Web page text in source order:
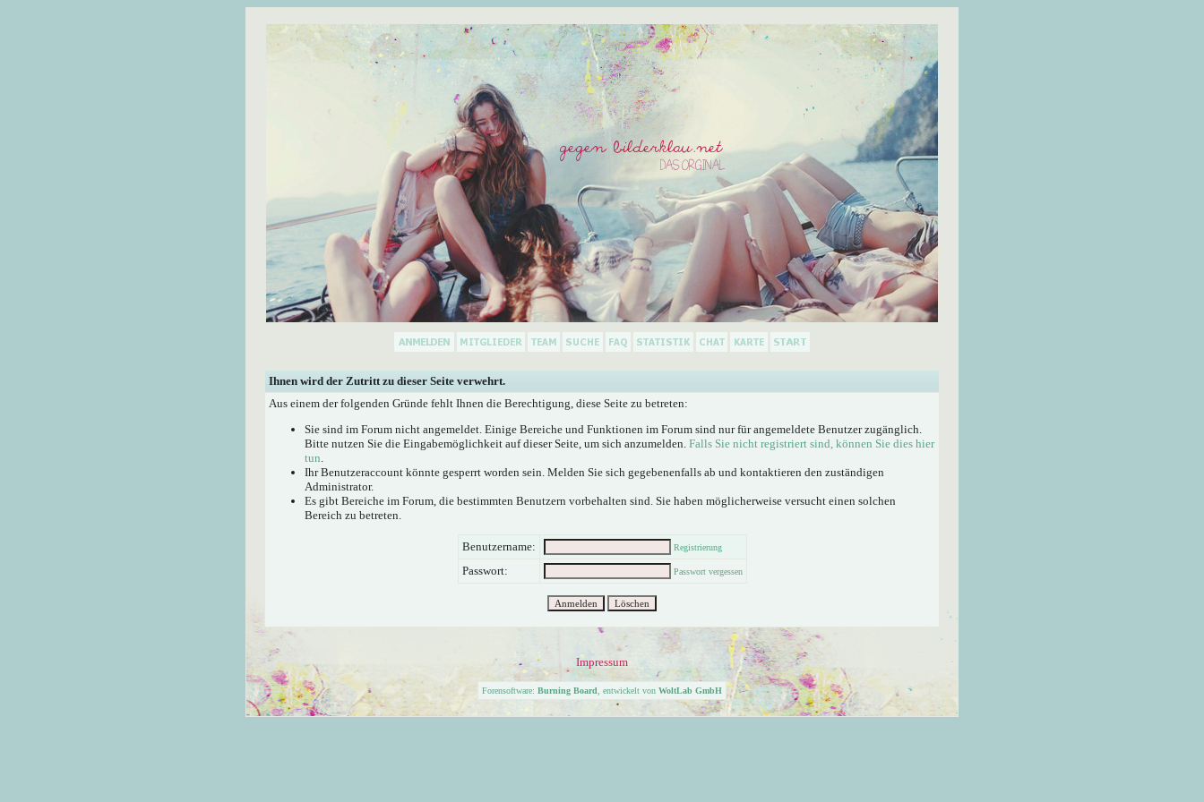
Ihnen wird der Zutritt zu dieser Seite verwehrt.
Aus einem der folgenden Gründe fehlt Ihnen die Berechtigung, diese Seite zu betreten:
Sie sind im Forum nicht angemeldet. Einige Bereiche und Funktionen im Forum sind nur für angemeldete Benutzer zugänglich.
Bitte nutzen Sie die Eingabemöglichkeit auf dieser Seite, um sich anzumelden. Falls Sie nicht registriert sind, können Sie dies hier
tun.
Ihr Benutzeraccount könnte gesperrt worden sein. Melden Sie sich gegebenenfalls ab und kontaktieren den zuständigen
Administrator.
Es gibt Bereiche im Forum, die bestimmten Benutzern vorbehalten sind. Sie haben möglicherweise versucht einen solchen
Bereich zu betreten.
Benutzername: Registrierung
Passwort: Passwort vergessen
Impressum
Forensoftware: Burning Board , entwickelt von WoltLab GmbH